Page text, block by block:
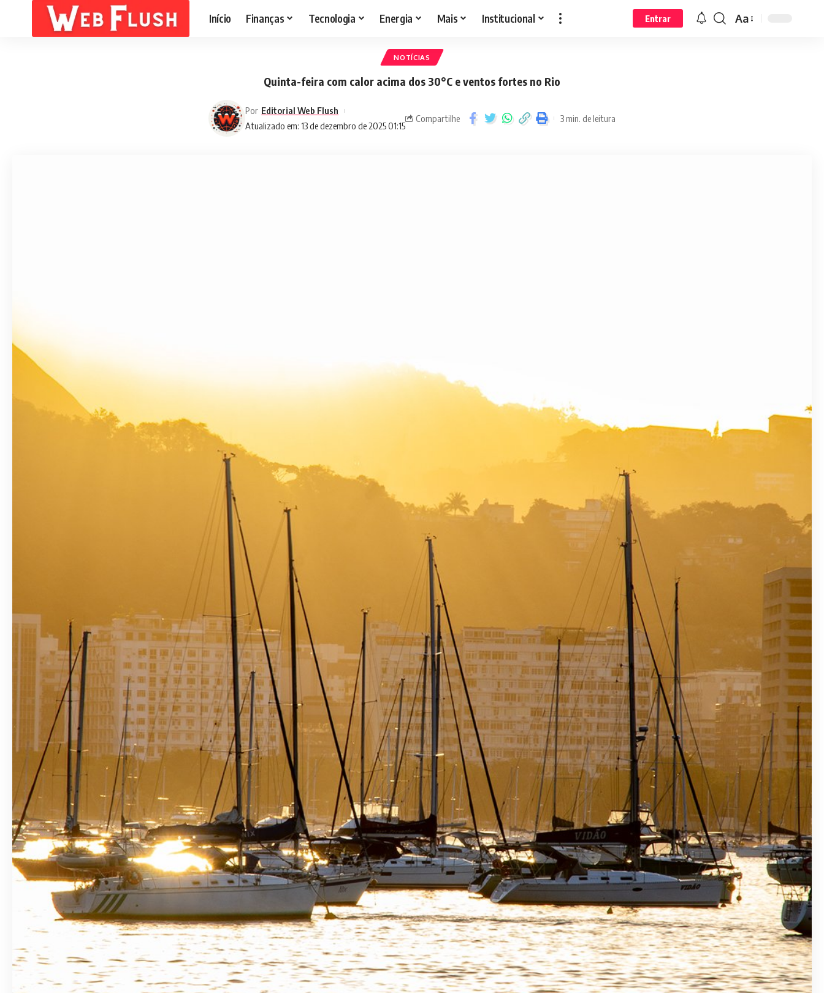
Início Finanças Tecnologia Energia Mais Institucional Entrar Aa
NOTÍCIAS
Quinta-feira com calor acima dos 30°C e ventos fortes no Rio
Atualizado em: 13 de dezembro de 2025 01:15
Por Editorial Web Flush
Compartilhe 3 min. de leitura